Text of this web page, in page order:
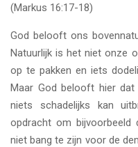
(Markus 16:17-18)
God belooft ons
Natuurlijk is het niet onze
op te pakken en iets
Maar God belooft hier dat
niets schadelijks kan
opdracht om bijvoorbeeld
niet bang te zijn voor de